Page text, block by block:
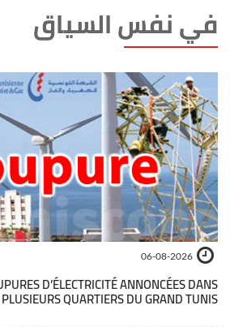
في نفس السياق
06-08-2026
D’ÉLECTRICITÉ ANNONCÉES DANS
PLUSIEURS QUARTIERS DU GRAND TUNIS